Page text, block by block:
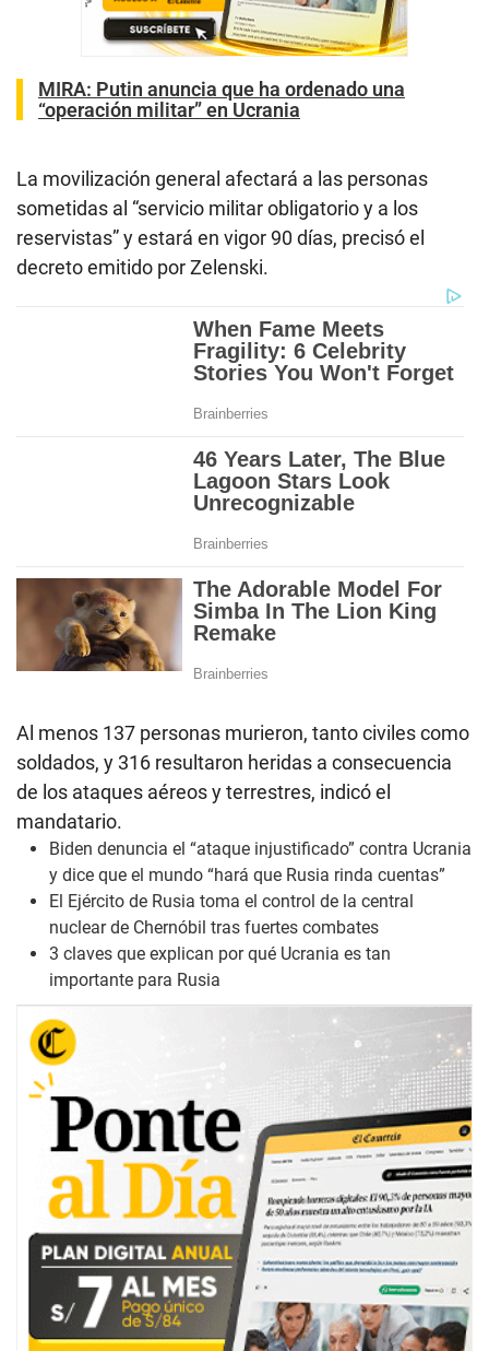
MIRA: Putin anuncia que ha ordenado una
“operación militar” en Ucrania
La movilización general afectará a las personas
sometidas al “servicio militar obligatorio y a los
reservistas” y estará en vigor 90 días, precisó el
decreto emitido por Zelenski.
Al menos 137 personas murieron, tanto civiles como
soldados, y 316 resultaron heridas a consecuencia
de los ataques aéreos y terrestres, indicó el
mandatario.
Biden denuncia el “ataque injustificado” contra Ucrania
y dice que el mundo “hará que Rusia rinda cuentas”
El Ejército de Rusia toma el control de la central
nuclear de Chernóbil tras fuertes combates
3 claves que explican por qué Ucrania es tan
importante para Rusia